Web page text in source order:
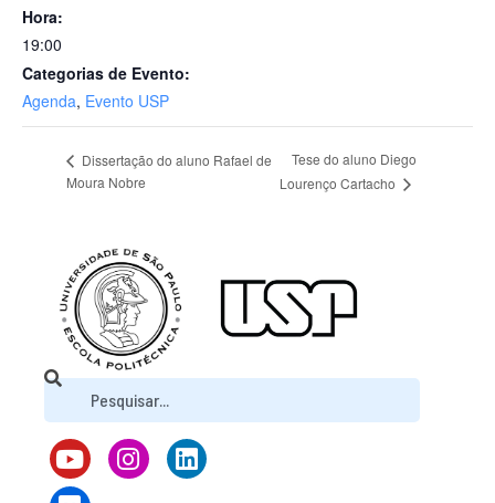
Hora:
19:00
Categorias de Evento:
Agenda, Evento USP
Dissertação do aluno Rafael de
Moura Nobre
Tese do aluno Diego
Lourenço Cartacho